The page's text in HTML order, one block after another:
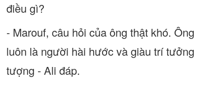
điều gì?
- Marouf, câu hỏi của ông thật khó. Ông
luôn là người hài hước và giàu trí tưởng
tượng - Ali đáp.